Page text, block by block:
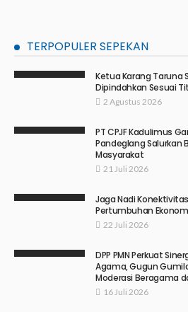
TERPOPULER SEPEKAN
Ketua Karang Taruna
Dipindahkan Sesuai
2 Agustus 2026
PT CPJF Kadulimus
Pandeglang Salurkan
Masyarakat
21 Juli 2026
Jaga Nadi
Pertumbuhan
22 Juli 2026
DPP PMN Perkuat
Agama, Gugun
Moderasi Beragama
16 Juli 2026